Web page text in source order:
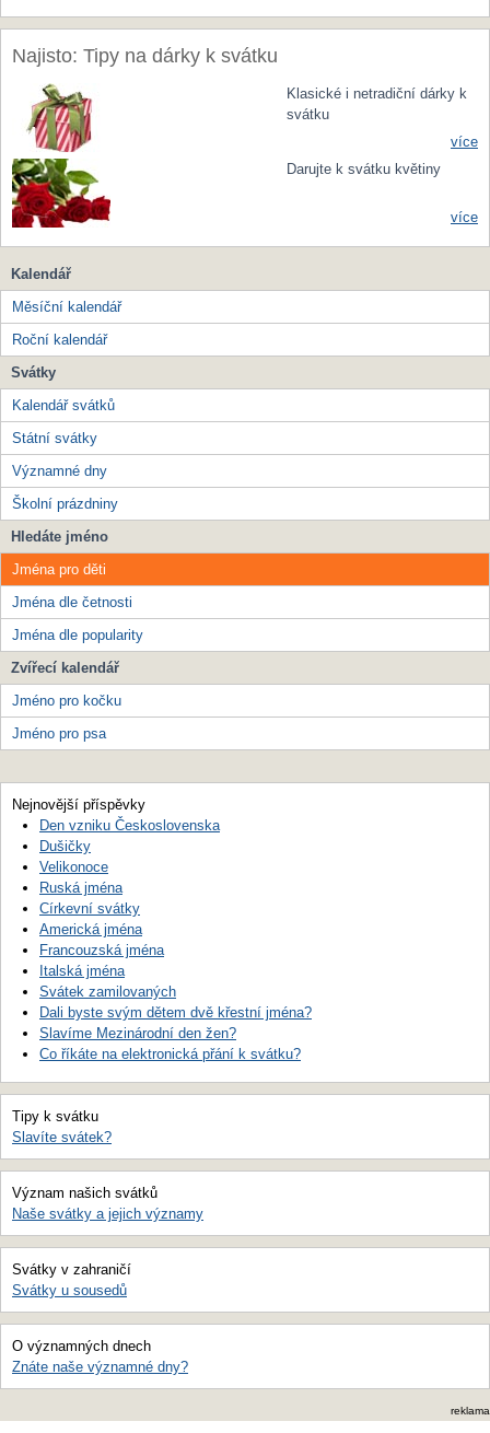
Najisto: Tipy na dárky k svátku
Klasické i netradiční dárky k
svátku
více
Darujte k svátku květiny
více
Kalendář
Měsíční kalendář
Roční kalendář
Svátky
Kalendář svátků
Státní svátky
Významné dny
Školní prázdniny
Hledáte jméno
Jména pro děti
Jména dle četnosti
Jména dle popularity
Zvířecí kalendář
Jméno pro kočku
Jméno pro psa
Nejnovější příspěvky
Den vzniku Československa
Dušičky
Velikonoce
Ruská jména
Církevní svátky
Americká jména
Francouzská jména
Italská jména
Svátek zamilovaných
Dali byste svým dětem dvě křestní jména?
Slavíme Mezinárodní den žen?
Co říkáte na elektronická přání k svátku?
Tipy k svátku
Slavíte svátek?
Význam našich svátků
Naše svátky a jejich významy
Svátky v zahraničí
Svátky u sousedů
O významných dnech
Znáte naše významné dny?
reklama